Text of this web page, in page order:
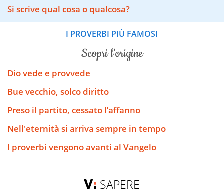
Si scrive qual cosa o qualcosa?
I PROVERBI PIÙ FAMOSI
scopri l’origine
Dio vede e provvede
Bue vecchio, solco diritto
Preso il partito, cessato l’affanno
Nell'eternità si arriva sempre in tempo
I proverbi vengono avanti al Vangelo
SAPERE